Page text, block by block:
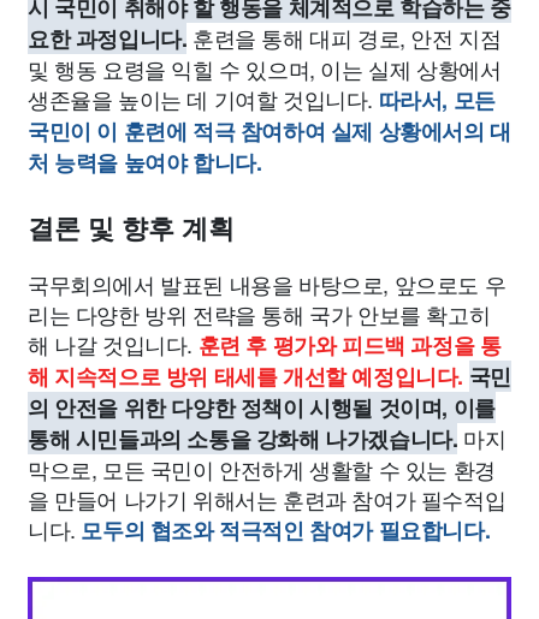
시 국민이 취해야 할 행동을 체계적으로 학습하는 중
요한 과정입니다. 훈련을 통해 대피 경로, 안전 지점
및 행동 요령을 익힐 수 있으며, 이는 실제 상황에서
생존율을 높이는 데 기여할 것입니다. 따라서, 모든
국민이 이 훈련에 적극 참여하여 실제 상황에서의 대
처 능력을 높여야 합니다.
결론 및 향후 계획
국무회의에서 발표된 내용을 바탕으로, 앞으로도 우
리는 다양한 방위 전략을 통해 국가 안보를 확고히
해 나갈 것입니다. 훈련 후 평가와 피드백 과정을 통
해 지속적으로 방위 태세를 개선할 예정입니다. 국민
의 안전을 위한 다양한 정책이 시행될 것이며, 이를
통해 시민들과의 소통을 강화해 나가겠습니다. 마지
막으로, 모든 국민이 안전하게 생활할 수 있는 환경
을 만들어 나가기 위해서는 훈련과 참여가 필수적입
니다. 모두의 협조와 적극적인 참여가 필요합니다.